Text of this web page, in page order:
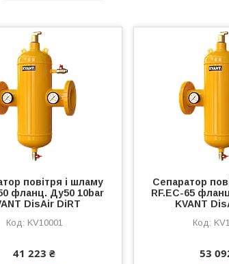
повітря і шламу
фланц. Ду50 10bar
DisAir DiRT
KV10001
41 223 ₴
Сепаратор
RF.EC-65
KVANT
53